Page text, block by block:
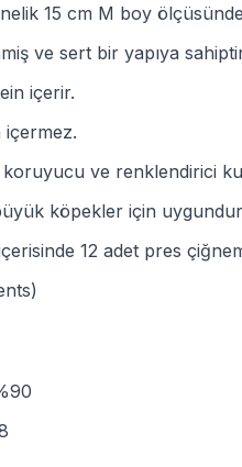
15 cm M boy
ve sert bir yapıya
içerir.
içermez.
koruyucu ve renklendirici
köpekler için
12 adet pres